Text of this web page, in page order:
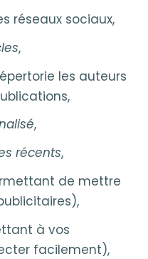
réseaux sociaux,
,
les auteurs
,
récents,
de mettre
à vos
facilement),